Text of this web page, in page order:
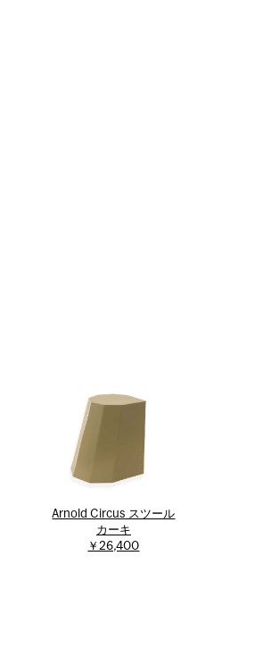
Arnold Circus スツール
カーキ
￥26,400